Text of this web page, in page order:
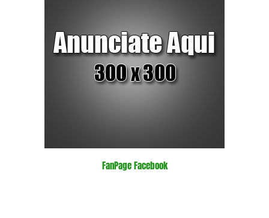
FanPage Facebook